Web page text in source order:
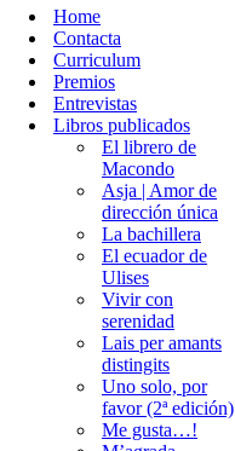
navegación
Home
Contacta
Curriculum
Premios
Entrevistas
Libros publicados
El librero de
Macondo
Asja | Amor de
dirección única
La bachillera
El ecuador de
Ulises
Vivir con
serenidad
Lais per amants
distingits
Uno solo, por
favor (2ª edición)
Me gusta…!